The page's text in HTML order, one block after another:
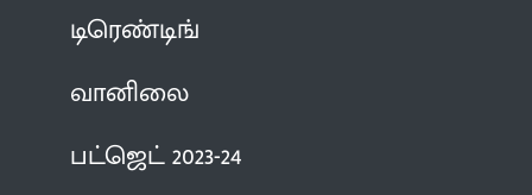
டிரெண்டிங்
வானிலை
பட்ஜெட் 2023-24